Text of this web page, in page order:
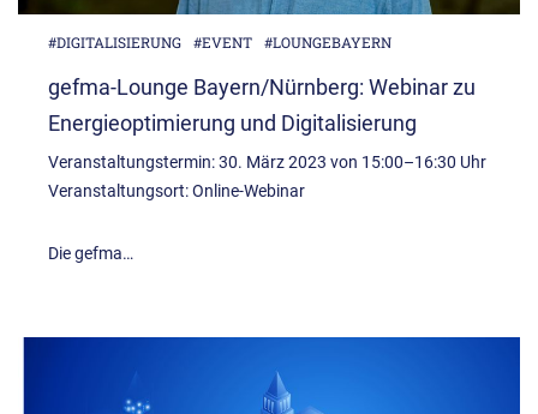
#DIGITALISIERUNG #EVENT #LOUNGEBAYERN
gefma-Lounge Bayern/Nürnberg: Webinar zu
Energieoptimierung und Digitalisierung
Veranstaltungstermin: 30. März 2023 von 15:00–16:30 Uhr
Veranstaltungsort: Online-Webinar
Die gefma…